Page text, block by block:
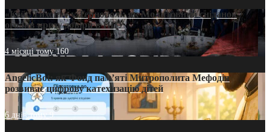
«Кейс Тихона» у Тернополі: як Молитовний сніданок
оголив кризу довіри в ПЦУ
4 місяці тому160
AngelicBot: як Фонд пам’яті Митрополита Мефодія
розвиває цифрову катехизацію дітей
6 днів тому9